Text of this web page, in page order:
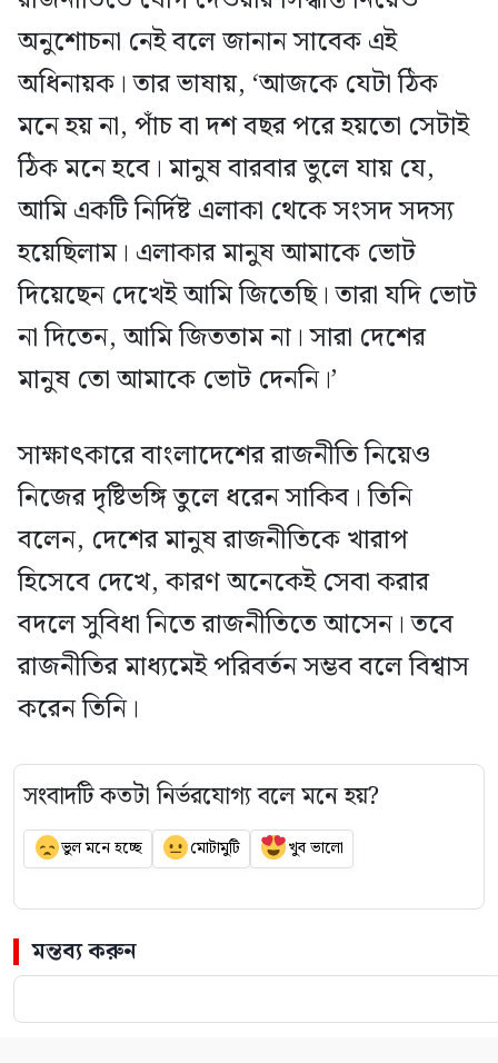
অনুশোচনা নেই বলে জানান সাবেক এই
অধিনায়ক। তার ভাষায়, ‘আজকে যেটা ঠিক
মনে হয় না, পাঁচ বা দশ বছর পরে হয়তো সেটাই
ঠিক মনে হবে। মানুষ বারবার ভুলে যায় যে,
আমি একটি নির্দিষ্ট এলাকা থেকে সংসদ সদস্য
হয়েছিলাম। এলাকার মানুষ আমাকে ভোট
দিয়েছেন দেখেই আমি জিতেছি। তারা যদি ভোট
না দিতেন, আমি জিততাম না। সারা দেশের
মানুষ তো আমাকে ভোট দেননি।’
সাক্ষাৎকারে বাংলাদেশের রাজনীতি নিয়েও
নিজের দৃষ্টিভঙ্গি তুলে ধরেন সাকিব। তিনি
বলেন, দেশের মানুষ রাজনীতিকে খারাপ
হিসেবে দেখে, কারণ অনেকেই সেবা করার
বদলে সুবিধা নিতে রাজনীতিতে আসেন। তবে
রাজনীতির মাধ্যমেই পরিবর্তন সম্ভব বলে বিশ্বাস
করেন তিনি।
সংবাদটি কতটা নির্ভরযোগ্য বলে মনে হয়?
ভুল মনে হচ্ছে মোটামুটি খুব ভালো
মন্তব্য করুন